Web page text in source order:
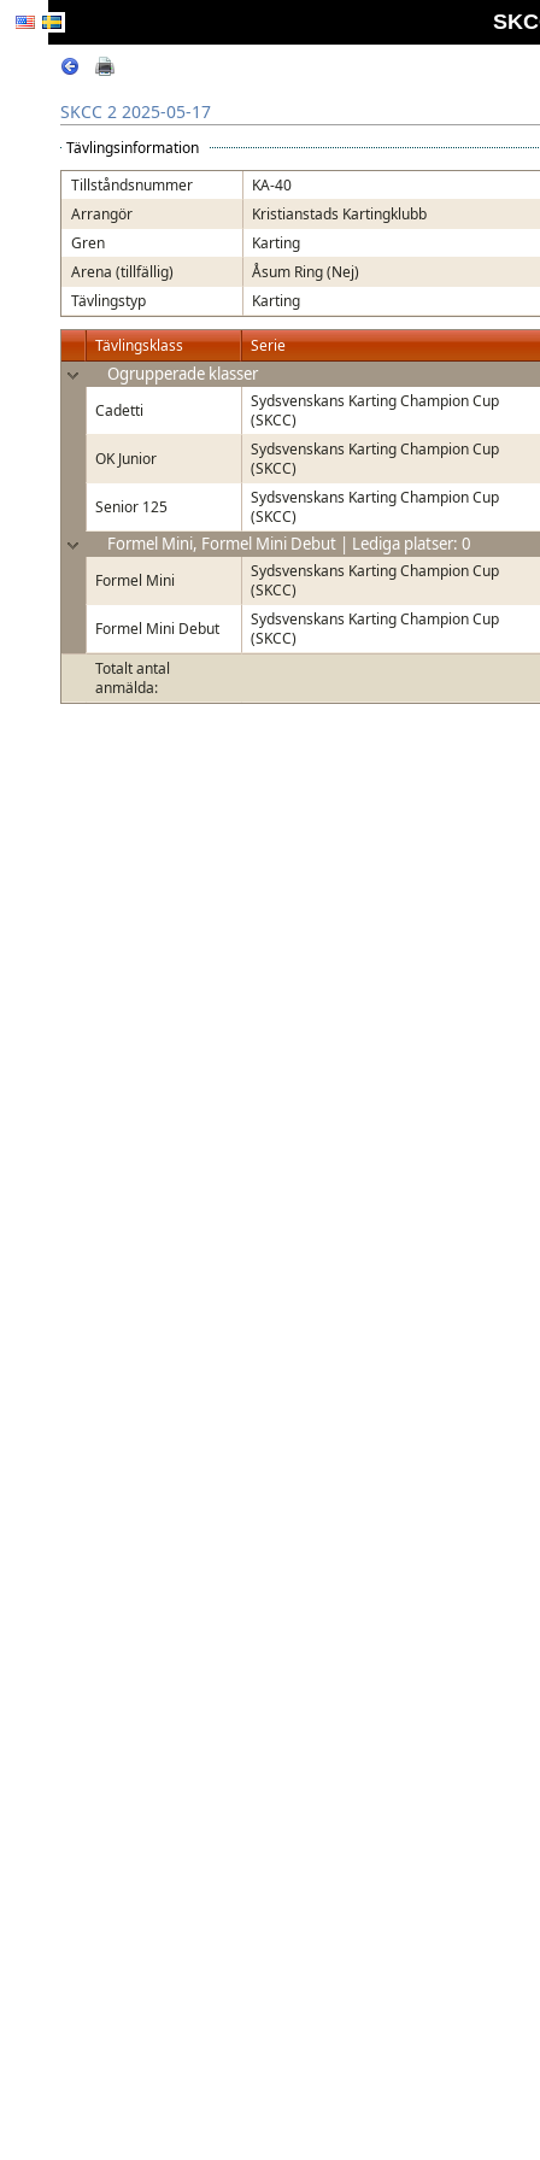
SKCC 2 2025-05-17
Tävlingsinformation
Tillståndsnummer
KA-40
Arrangör
Kristianstads Kartingklubb
Gren
Karting
Arena (tillfällig)
Åsum Ring (Nej)
Tävlingstyp
Karting
Tävlingsklass Serie
Totalt antal
anmälda:
Ogrupperade klasser
Cadetti
Sydsvenskans Karting Champion Cup
(SKCC)
OK Junior
Sydsvenskans Karting Champion Cup
(SKCC)
Senior 125
Sydsvenskans Karting Champion Cup
(SKCC)
Formel Mini, Formel Mini Debut | Lediga platser: 0
Formel Mini
Sydsvenskans Karting Champion Cup
(SKCC)
Formel Mini Debut
Sydsvenskans Karting Champion Cup
(SKCC)